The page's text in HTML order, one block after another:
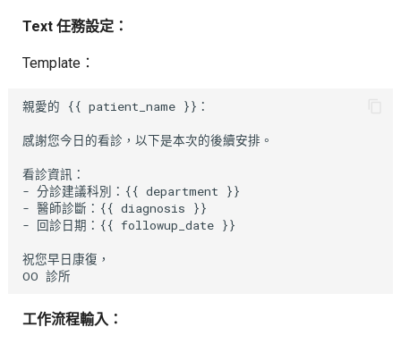
Text 任務設定：
Template：
親愛的 {{ patient_name }}：
感謝您今日的看診，以下是本次的後續安排。
看診資訊：
- 分診建議科別：{{ department }}
- 醫師診斷：{{ diagnosis }}
- 回診日期：{{ followup_date }}
祝您早日康復，
工作流程輸入：